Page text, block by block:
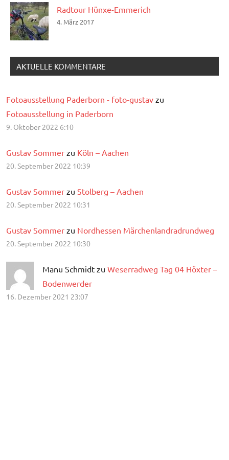
Radtour Hünxe-Emmerich
4. März 2017
AKTUELLE KOMMENTARE
Fotoausstellung Paderborn - foto-gustav zu
Fotoausstellung in Paderborn
9. Oktober 2022 6:10
Gustav Sommer zu Köln – Aachen
20. September 2022 10:39
Gustav Sommer zu Stolberg – Aachen
20. September 2022 10:31
Gustav Sommer zu Nordhessen Märchenlandradrundweg
20. September 2022 10:30
Manu Schmidt zu Weserradweg Tag 04 Höxter –
Bodenwerder
16. Dezember 2021 23:07